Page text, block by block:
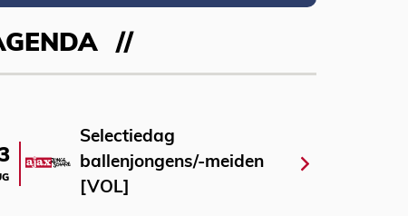
Selectiedag
ballenjongens/-meiden
[VOL]